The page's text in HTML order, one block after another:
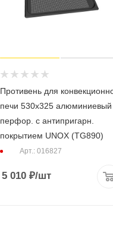
Противень для
печи 530х325 алюминиевый
перфор. с антипригарн.
покрытием UNOX (TG890)
Арт.: 016827
5 010 ₽/шт